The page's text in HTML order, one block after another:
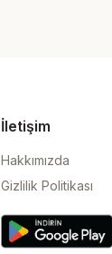
İletişim
Hakkımızda
Gizlilik Politikası